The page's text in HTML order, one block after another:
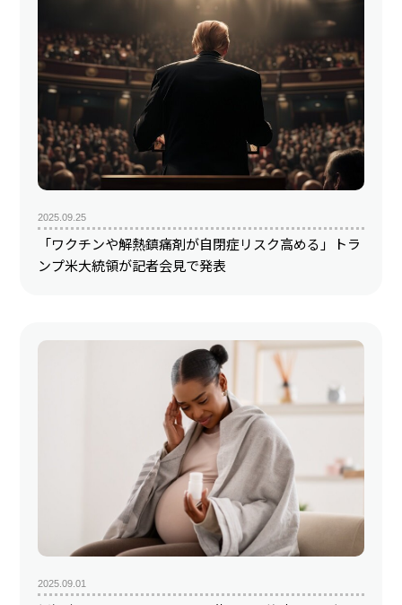
2025.09.25
「ワクチンや解熱鎮痛剤が自閉症リスク高める」トラ
ンプ米大統領が記者会見で発表
2025.09.01